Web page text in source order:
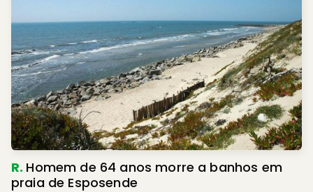
R. Homem de 64 anos morre a banhos em
praia de Esposende